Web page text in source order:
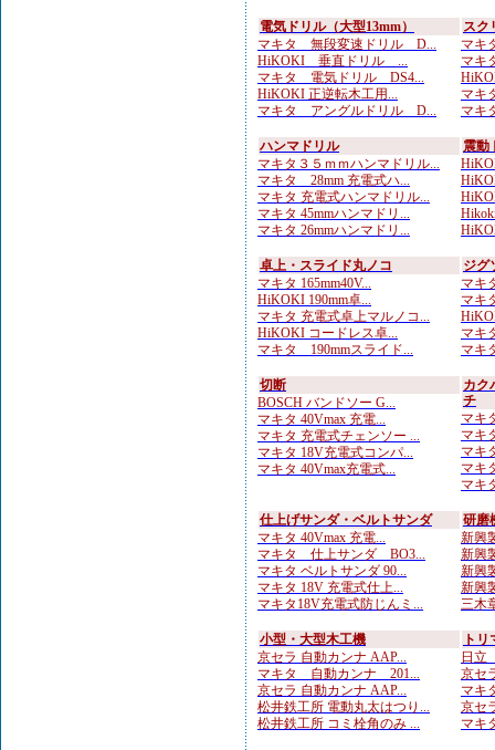
電気ドリル（大型13mm）
マキタ 無段変速ドリル D...
HiKOKI 垂直ドリル ...
マキタ 電気ドリル DS4...
HiKOKI 正逆転木工用...
マキタ アングルドリル D...
スク
マキ
マキ
マキ
マキ
ハンマドリル
マキタ３５ｍｍハンマドリル...
マキタ 28mm 充電式ハ...
マキタ 充電式ハンマドリル...
マキタ 45mmハンマドリ...
マキタ 26mmハンマドリ...
震動
卓上・スライド丸ノコ
マキタ 165mm40V...
HiKOKI 190mm卓...
マキタ 充電式卓上マルノコ...
HiKOKI コードレス卓...
マキタ 190mmスライド...
ジグ
マキ
マキ
マキ
マキ
切断
BOSCH バンドソー G...
マキタ 40Vmax 充電...
マキタ 充電式チェンソー ...
マキタ 18V充電式コンパ...
マキタ 40Vmax充電式...
カク
チ
マキ
マキ
マキ
マキ
マキ
仕上げサンダ・ベルトサンダ
マキタ 40Vmax 充電...
マキタ 仕上サンダ BO3...
マキタ ベルトサンダ 90...
マキタ 18V 充電式仕上...
マキタ18V充電式防じんミ...
研磨
新興
新興
新興
新興
三木
小型・大型木工機
京セラ 自動カンナ AAP...
マキタ 自動カンナ 201...
京セラ 自動カンナ AAP...
松井鉄工所 電動丸太はつり...
松井鉄工所 コミ栓角のみ ...
ト
日
京セ
マキ
京セ
マキ